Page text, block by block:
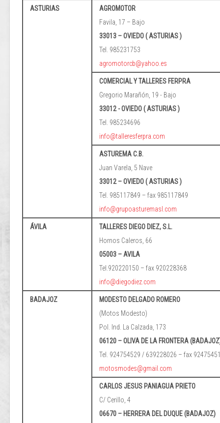
ASTURIAS
AGROMOTOR
Favila, 17 – Bajo
33013 – OVIEDO ( ASTURIAS )
Tel. 985231753
agromotorcb@yahoo.es
COMERCIAL Y TALLERES FERPRA
Gregorio Marañón, 19 - Bajo
33012 - OVIEDO ( ASTURIAS )
Tel. 985234696
info@talleresferpra.com
ASTUREMA C.B.
Juan Varela, 5 Nave
33012 – OVIEDO ( ASTURIAS )
Tel. 985117849 – fax 985117849
info@grupoasturemasl.com
ÁVILA
TALLERES DIEGO DIEZ, S.L.
Hornos Caleros, 66
05003 – AVILA
Tel.920220150 – fax 920228368
info@diegodiez.com
BADAJOZ
MODESTO DELGADO ROMERO
(Motos Modesto)
Pol. Ind. La Calzada, 173
06120 – OLIVA DE LA FRONTERA
Tel. 924754529 / 639228026 – fax
motosmodes@gmail.com
CARLOS JESUS PANIAGUA PRIETO
C/ Cerillo, 4
06670 – HERRERA DEL DUQUE (BADAJOZ)